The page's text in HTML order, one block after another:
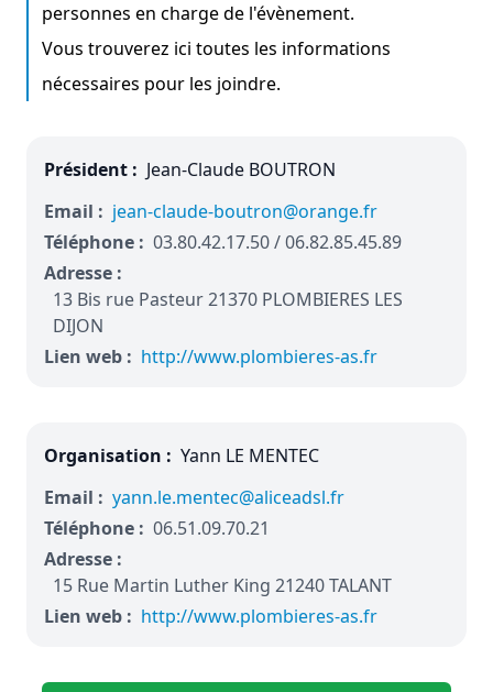
personnes en charge de l'évènement.
Vous trouverez ici toutes les informations
nécessaires pour les joindre.
Président : Jean-Claude BOUTRON
Email : jean-claude-boutron@orange.fr
Téléphone : 03.80.42.17.50 / 06.82.85.45.89
Adresse :
13 Bis rue Pasteur 21370 PLOMBIERES LES
DIJON
Lien web : http://www.plombieres-as.fr
Organisation : Yann LE MENTEC
Email : yann.le.mentec@aliceadsl.fr
Téléphone : 06.51.09.70.21
Adresse :
15 Rue Martin Luther King 21240 TALANT
Lien web : http://www.plombieres-as.fr